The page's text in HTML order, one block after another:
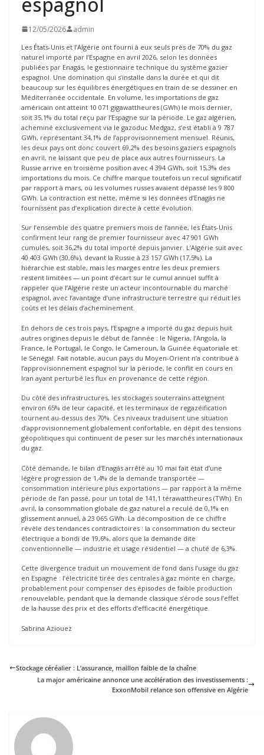
12/05/2026 admin
Les États-Unis et l’Algérie ont fourni à eux seuls près de 70% du gaz
naturel importé par l’Espagne en avril 2026, selon les données
publiées par Enagás, le gestionnaire technique du système gazier
espagnol. Une domination qui s’installe dans la durée et qui dit
beaucoup sur les équilibres énergétiques en train de se dessiner en
Méditerranée occidentale. En volume, les importations de gaz
américain ont atteint 10 071 gigawattheures (GWh) le mois dernier,
soit 35,1% du total reçu par l’Espagne sur la période. Le gaz algérien,
acheminé exclusivement via le gazoduc Medgaz, s’est établi à 9 787
GWh, représentant 34,1% de l’approvisionnement mensuel. Réunis,
les deux pays ont donc couvert 69,2% des besoins gaziers espagnols
en avril, ne laissant que peu de place aux autres fournisseurs. La
Russie arrive en troisième position avec 4 394 GWh, soit 15,3% des
importations du mois. Ce chiffre marque toutefois un recul significatif
par rapport à mars, où les volumes russes avaient dépassé les 9 800
GWh. La contraction est nette, même si les données d’Enagás ne
fournissent pas d’explication directe à cette évolution.
Sur l’ensemble des quatre premiers mois de l’année, les États-Unis
confirment leur rang de premier fournisseur avec 47 901 GWh
cumulés, soit 36,2% du total importé depuis janvier. L’Algérie suit avec
40 403 GWh (30,6%), devant la Russie à 23 157 GWh (17,5%). La
hiérarchie est stable, mais les marges entre les deux premiers
restent limitées — un point d’écart sur le cumul annuel suffit à
rappeler que l’Algérie reste un acteur incontournable du marché
espagnol, avec l’avantage d’une infrastructure terrestre qui réduit les
coûts et les délais d’acheminement.
En dehors de ces trois pays, l’Espagne a importé du gaz depuis huit
autres origines depuis le début de l’année : le Nigeria, l’Angola, la
France, le Portugal, le Congo, le Cameroun, la Guinée équatoriale et
le Sénégal. Fait notable, aucun pays du Moyen-Orient n’a contribué à
l’approvisionnement espagnol sur la période, le conflit en cours en
Iran ayant perturbé les flux en provenance de cette région.
Du côté des infrastructures, les stockages souterrains atteignent
environ 65% de leur capacité, et les terminaux de regazéification
tournent au-dessus des 70%. Ces niveaux traduisent une situation
d’approvisionnement globalement confortable, en dépit des tensions
géopolitiques qui continuent de peser sur les marchés internationaux
du gaz.
Côté demande, le bilan d’Enagás arrêté au 10 mai fait état d’une
légère progression de 1,4% de la demande transportée —
consommation intérieure plus exportations — par rapport à la même
période de l’an passé, pour un total de 141,1 térawattheures (TWh). En
avril, la consommation globale de gaz naturel a reculé de 0,1% en
glissement annuel, à 23 065 GWh. La décomposition de ce chiffre
révèle des tendances contradictoires : la consommation du secteur
électrique a bondi de 19,6%, alors que la demande dite
conventionnelle — industrie et usage résidentiel — a chuté de 6,3%.
Cette divergence traduit un mouvement de fond dans l’usage du gaz
en Espagne : l’électricité tirée des centrales à gaz monte en charge,
probablement pour compenser des épisodes de faible production
renouvelable, pendant que la demande classique s’érode sous l’effet
de la hausse des prix et des efforts d’efficacité énergétique.
Sabrina Aziouez
Stockage céréalier : L’assurance, maillon faible de la chaîne
La major américaine annonce une accélération des investissements :
ExxonMobil relance son offensive en Algérie